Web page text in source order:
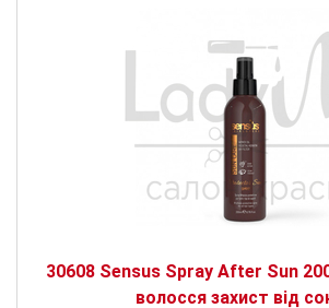
30608 Sensus Spray After Sun
волосся захист від